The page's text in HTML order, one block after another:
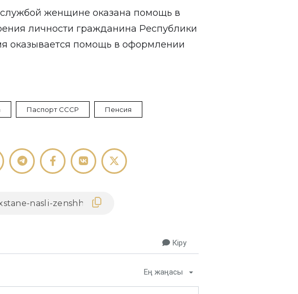
женщине оказана помощь в
личности гражданина Республики
оказывается помощь в оформлении
Паспорт СССР Пенсия
Кіру
Ең жаңасы